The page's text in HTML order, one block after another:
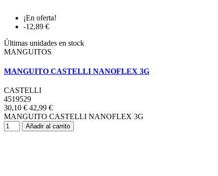
¡En oferta!
-12,89 €
Últimas unidades en stock
MANGUITOS
MANGUITO CASTELLI NANOFLEX 3G
CASTELLI
4519529
30,10 € 42,99 €
MANGUITO CASTELLI NANOFLEX 3G
Añadir al carrito